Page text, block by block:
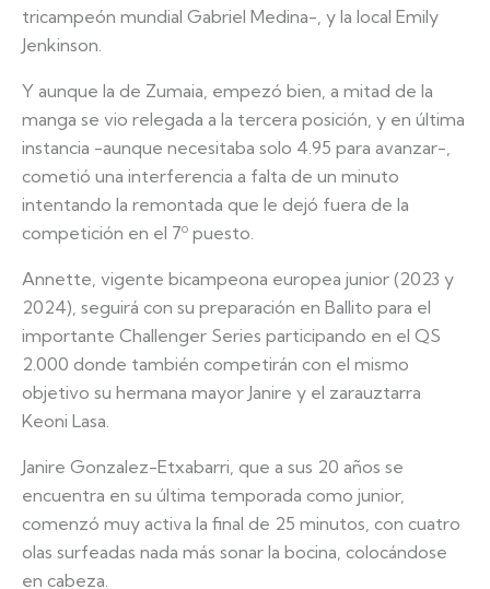
tricampeón mundial Gabriel Medina-, y la local Emily
Jenkinson.
Y aunque la de Zumaia, empezó bien, a mitad de la
manga se vio relegada a la tercera posición, y en última
instancia -aunque necesitaba solo 4.95 para avanzar-,
cometió una interferencia a falta de un minuto
intentando la remontada que le dejó fuera de la
competición en el 7º puesto.
Annette, vigente bicampeona europea junior (2023 y
2024), seguirá con su preparación en Ballito para el
importante Challenger Series participando en el QS
2.000 donde también competirán con el mismo
objetivo su hermana mayor Janire y el zarauztarra
Keoni Lasa.
Janire Gonzalez-Etxabarri, que a sus 20 años se
encuentra en su última temporada como junior,
comenzó muy activa la final de 25 minutos, con cuatro
olas surfeadas nada más sonar la bocina, colocándose
en cabeza.